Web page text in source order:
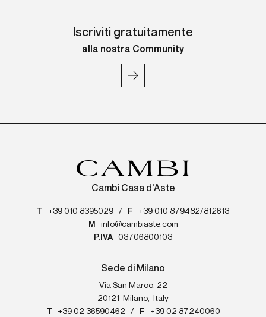
Iscriviti gratuitamente
alla nostra Community
Cambi Casa d'Aste
T +39 010 8395029 / F
+39 010 879482/812613
M
info@cambiaste.com
P.IVA
03706800103
Sede di Milano
Via San Marco, 22
20121
Milano,
Italy
T
+39 02 36590462 / F
+39 02 87240060